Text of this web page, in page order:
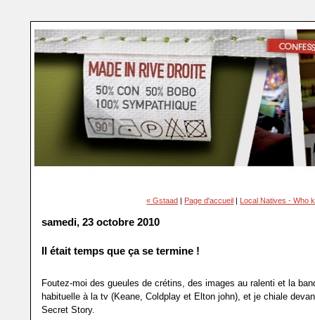
« Gstaad | Page d'accueil | Local Natives - Who
samedi, 23 octobre 2010
Il était temps que ça se termine !
Foutez-moi des gueules de crétins, des images au ralenti et la
habituelle à la tv (Keane, Coldplay et Elton john), et je chiale
Secret Story.